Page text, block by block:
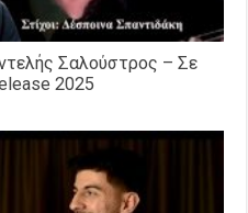
Σαλούστρος – Σε
2025